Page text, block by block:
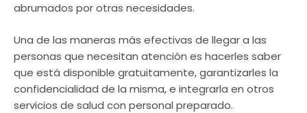
abrumados por otras necesidades.
Una de las maneras más efectivas de llegar a las
personas que necesitan atención es hacerles saber
que está disponible gratuitamente, garantizarles la
confidencialidad de la misma, e integrarla en otros
servicios de salud con personal preparado.